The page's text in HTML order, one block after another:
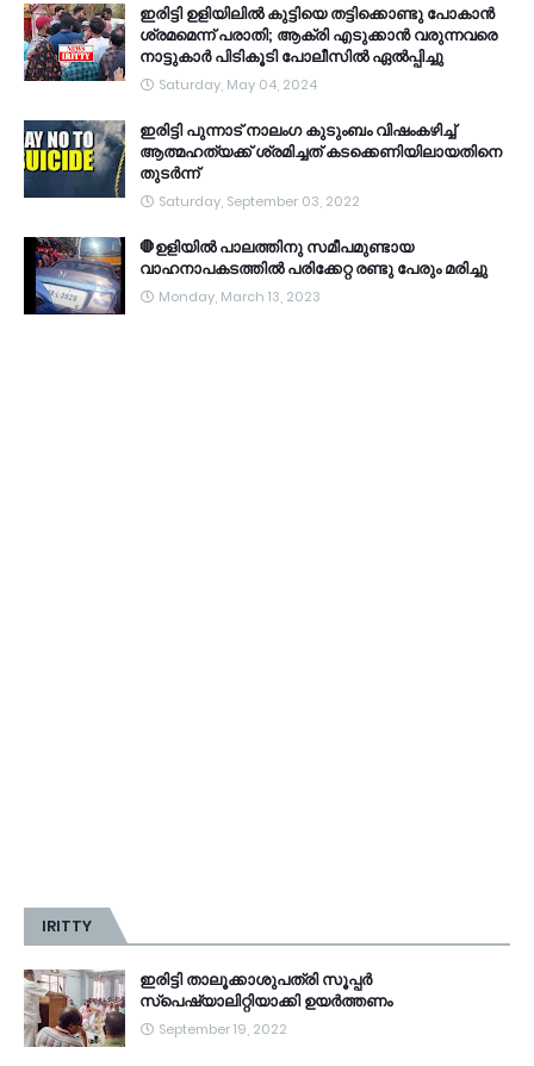
ഇരിട്ടി ഉളിയിലിൽ കുട്ടിയെ തട്ടിക്കൊണ്ടു പോകാൻ
ശ്രമമെന്ന് പരാതി; ആക്രി എടുക്കാൻ വരുന്നവരെ
നാട്ടുകാർ പിടികൂടി പോലീസിൽ ഏൽപ്പിച്ചു
Saturday, May 04, 2024
ഇരിട്ടി പുന്നാട് നാലംഗ കുടുംബം വിഷംകഴിച്ച്‌
ആത്മഹത്യക്ക് ശ്രമിച്ചത് കടക്കെണിയിലായതിനെ
തുടർന്ന്
Saturday, September 03, 2022
🛑ഉളിയിൽ പാലത്തിനു സമീപമുണ്ടായ
വാഹനാപകടത്തിൽ പരിക്കേറ്റ രണ്ടു പേരും മരിച്ചു
Monday, March 13, 2023
IRITTY
ഇരിട്ടി താലൂക്കാശുപത്രി സൂപ്പർ
സ്‌പെഷ്യാലിറ്റിയാക്കി ഉയർത്തണം
September 19, 2022